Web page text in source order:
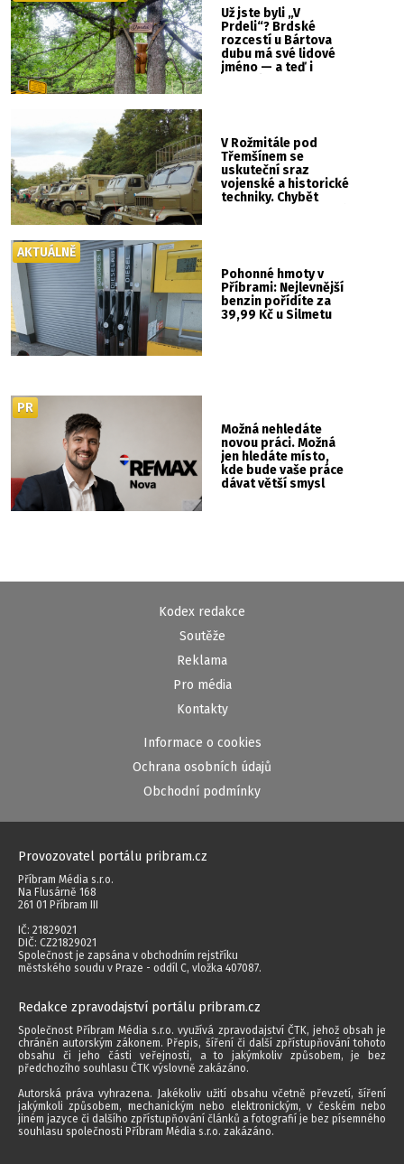
Už jste byli „V
Prdeli“? Brdské
rozcestí u Bártova
dubu má své lidové
jméno — a teď i
V Rožmitále pod
Třemšínem se
uskuteční sraz
vojenské a historické
techniky. Chybět
Pohonné hmoty v
Příbrami: Nejlevnější
benzin pořídíte za
39,99 Kč u Silmetu
AKTUÁLNĚ
Možná nehledáte
novou práci. Možná
jen hledáte místo,
kde bude vaše práce
dávat větší smysl
PR
Kodex redakce
Soutěže
Reklama
Pro média
Kontakty
Informace o cookies
Ochrana osobních údajů
Obchodní podmínky
Provozovatel portálu pribram.cz
Příbram Média s.r.o.
Na Flusárně 168
261 01 Příbram III
IČ: 21829021
DIČ: CZ21829021
Společnost je zapsána v obchodním rejstříku
městského soudu v Praze - oddíl C, vložka 407087.
Redakce zpravodajství portálu pribram.cz
Společnost Příbram Média s.r.o. využívá zpravodajství ČTK, jehož obsah je
chráněn autorským zákonem. Přepis, šíření či další zpřístupňování tohoto
obsahu či jeho části veřejnosti, a to jakýmkoliv způsobem, je bez
předchozího souhlasu ČTK výslovně zakázáno.
Autorská práva vyhrazena. Jakékoliv užití obsahu včetně převzetí, šíření
jakýmkoli způsobem, mechanickým nebo elektronickým, v českém nebo
jiném jazyce či dalšího zpřístupňování článků a fotografií je bez písemného
souhlasu společnosti Příbram Média s.r.o. zakázáno.